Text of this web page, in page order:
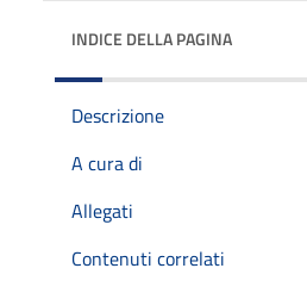
INDICE DELLA PAGINA
Descrizione
A cura di
Allegati
Contenuti correlati